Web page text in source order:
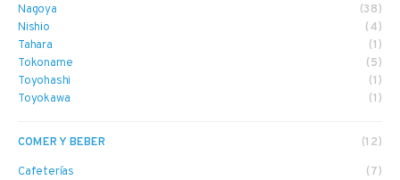
Nagoya
(38)
Nishio
(4)
Tahara
(1)
Tokoname
(5)
Toyohashi
(1)
Toyokawa
(1)
COMER Y BEBER (12)
Cafeterías
(7)